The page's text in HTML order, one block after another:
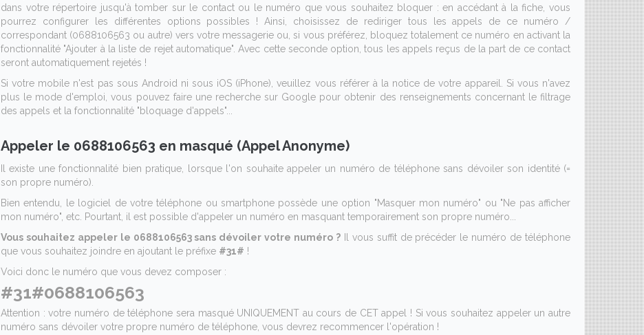
dans votre répertoire jusqu'à tomber sur le contact ou le numéro que vous souhaitez bloquer : en accédant à la fiche, vous
pourrez configurer les différentes options possibles ! Ainsi, choisissez de rediriger tous les appels de ce numéro /
correspondant (0688106563 ou autre) vers votre messagerie ou, si vous préférez, bloquez totalement ce numéro en activant la
fonctionnalité "Ajouter à la liste de rejet automatique". Avec cette seconde option, tous les appels reçus de la part de ce contact
seront automatiquement rejetés !
Si votre mobile n'est pas sous Android ni sous iOS (iPhone), veuillez vous référer à la notice de votre appareil. Si vous n'avez
plus le mode d'emploi, vous pouvez faire une recherche sur Google pour obtenir des renseignements concernant le filtrage
des appels et la fonctionnalité "bloquage d'appels"...
Appeler le 0688106563 en masqué (Appel Anonyme)
Il existe une fonctionnalité bien pratique, lorsque l'on souhaite appeler un numéro de téléphone sans dévoiler son identité (=
son propre numéro).
Bien entendu, le logiciel de votre téléphone ou smartphone possède une option "Masquer mon numéro" ou "Ne pas afficher
mon numéro", etc. Pourtant, il est possible d'appeler un numéro en masquant temporairement son propre numéro...
Vous souhaitez appeler le 0688106563 sans dévoiler votre numéro ? Il vous suffit de précéder le numéro de téléphone
que vous souhaitez joindre en ajoutant le préfixe #31# !
Voici donc le numéro que vous devez composer :
#31#0688106563
Attention : votre numéro de téléphone sera masqué UNIQUEMENT au cours de CET appel ! Si vous souhaitez appeler un autre
numéro sans dévoiler votre propre numéro de téléphone, vous devrez recommencer l'opération !